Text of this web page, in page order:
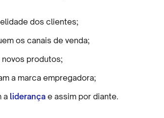
dos clientes;
os canais de venda;
produtos;
a marca empregadora;
aliderançae assim por diante.